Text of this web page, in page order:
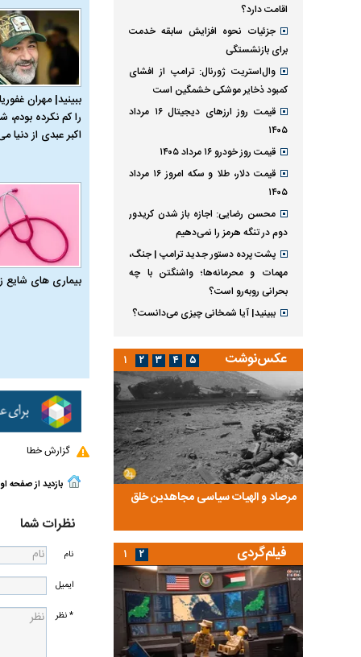
ببینید| مهران
را کم نکرده بودم،
اکبر عبدی از دنیا
بیماری‌ های شایع
گزارش خطا
بازدید از صفحه
نظرات شما
نام
ایمیل
* نظر
اقامت دارد؟
جزئیات نحوه افزایش سابقه خدمت
برای بازنشستگی
وال‌استریت ژورنال: ترامپ از افشای
کمبود ذخایر موشکی خشمگین است
قیمت روز ارز‌های دیجیتال ۱۶ مرداد
۱۴۰۵
قیمت روز خودرو ۱۶ مرداد ۱۴۰۵
قیمت دلار، طلا و سکه امروز ۱۶ مرداد
۱۴۰۵
محسن رضایی: اجازه باز شدن کریدور
دوم در تنگه هرمز را نمی‌دهیم
پشت پرده دستور جدید ترامپ | جنگ،
مهمات و محرمانه‌ها؛ واشنگتن با چه
بحرانی روبه‌رو است؟
ببینید| آیا شمخانی چیزی می‌دانست؟
عکس‌نوشت
مرصاد و الهیات سیاسی مجاهدین خلق
روایتی از آخرین
۱ ۲ ۳ ۴ ۵
فیلم‌گردی ۱ ۲